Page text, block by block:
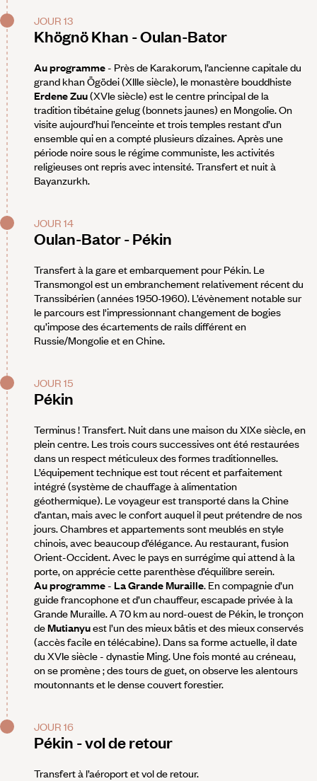
JOUR 13
Khögnö Khan - Oulan-Bator
Au programme- Près de Karakorum, l’ancienne capitale du
grand khan Ögödei (XIIIe siècle), le monastère bouddhiste
Erdene Zuu(XVIe siècle) est le centre principal de la
tradition tibétaine gelug (bonnets jaunes) en Mongolie. On
visite aujourd’hui l’enceinte et trois temples restant d’un
ensemble qui en a compté plusieurs dizaines. Après une
période noire sous le régime communiste, les activités
religieuses ont repris avec intensité. Transfert et nuit à
Bayanzurkh.
JOUR 14
Oulan-Bator - Pékin
Transfert à la gare et embarquement pour Pékin. Le
Transmongol est un embranchement relativement récent du
Transsibérien (années 1950-1960). L’évènement notable sur
le parcours est l'impressionnant changement de bogies
qu’impose des écartements de rails différent en
Russie/Mongolie et en Chine.
JOUR 15
Pékin
Terminus ! Transfert. Nuit dans une maison du XIXe siècle, en
plein centre. Les trois cours successives ont été restaurées
dans un respect méticuleux des formes traditionnelles.
L’équipement technique est tout récent et parfaitement
intégré (système de chauffage à alimentation
géothermique). Le voyageur est transporté dans la Chine
d’antan, mais avec le confort auquel il peut prétendre de nos
jours. Chambres et appartements sont meublés en style
chinois, avec beaucoup d’élégance. Au restaurant, fusion
Orient-Occident. Avec le pays en surrégime qui attend à la
porte, on apprécie cette parenthèse d’équilibre serein.
Au programme- La Grande Muraille. En compagnie d’un
guide francophone et d’un chauffeur, escapade privée à la
Grande Muraille. A 70 km au nord-ouest de Pékin, le tronçon
deMutianyuest l’un des mieux bâtis et des mieux conservés
(accès facile en télécabine). Dans sa forme actuelle, il date
du XVIe siècle - dynastie Ming. Une fois monté au créneau,
on se promène ; des tours de guet, on observe les alentours
moutonnants et le dense couvert forestier.
JOUR 16
Pékin - vol de retour
Transfert à l’aéroport et vol de retour.